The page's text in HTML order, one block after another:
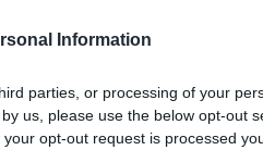
Information
parties, or processing of your
us, please use the below opt-out
opt-out request is processed
az egyik
az Egri Ifjúsági
a közösségi